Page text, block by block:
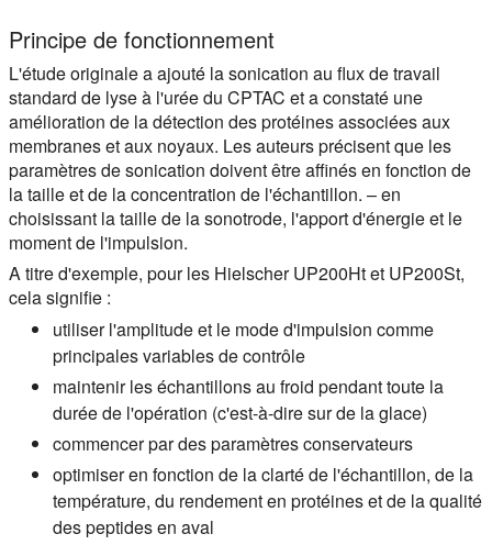
Principe de fonctionnement
L'étude originale a ajouté la sonication au flux de travail
standard de lyse à l'urée du CPTAC et a constaté une
amélioration de la détection des protéines associées aux
membranes et aux noyaux. Les auteurs précisent que les
paramètres de sonication doivent être affinés en fonction de
la taille et de la concentration de l'échantillon. – en
choisissant la taille de la sonotrode, l'apport d'énergie et le
moment de l'impulsion.
A titre d'exemple, pour les Hielscher UP200Ht et UP200St,
cela signifie :
utiliser l'amplitude et le mode d'impulsion comme
principales variables de contrôle
maintenir les échantillons au froid pendant toute la
durée de l'opération (c'est-à-dire sur de la glace)
commencer par des paramètres conservateurs
optimiser en fonction de la clarté de l'échantillon, de la
température, du rendement en protéines et de la qualité
des peptides en aval